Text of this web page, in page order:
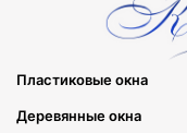
Пластиковые окна
Деревянные окна